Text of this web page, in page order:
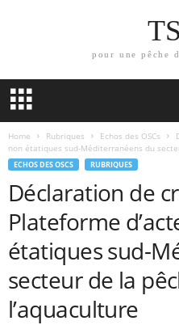
pour une pêche
Home Rubriques Echos des OSCs
non étatiques sud-Méditerranéens du
ECHOS DES OSCS RUBRIQUES
Déclaration de
Plateforme
étatiques sud-
secteur de la
l’aquaculture